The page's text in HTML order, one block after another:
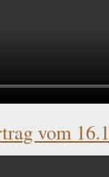
vom